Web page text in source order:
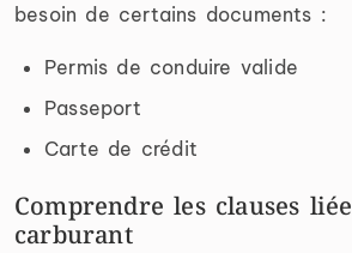
besoin de certains documents :
Permis de conduire valide
Passeport
Carte de crédit
Comprendre les clauses
carburant